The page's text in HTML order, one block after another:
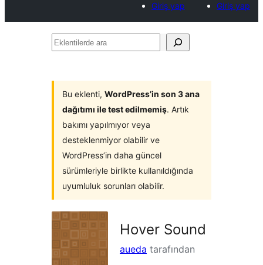
Giriş yap
Giriş yap
Eklentilerde
Bu eklenti, WordPress’in son 3 ana
dağıtımı ile test edilmemiş. Artık
bakımı yapılmıyor veya
desteklenmiyor olabilir ve
WordPress’in daha güncel
sürümleriyle birlikte kullanıldığında
uyumluluk sorunları olabilir.
Hover Sound
aueda tarafından